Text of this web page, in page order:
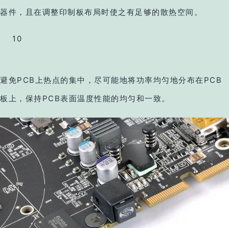
器件，且在调整印制板布局时使之有足够的散热空间。
10
避免PCB上热点的集中，尽可能地将功率均匀地分布在PCB
板上，保持PCB表面温度性能的均匀和一致。